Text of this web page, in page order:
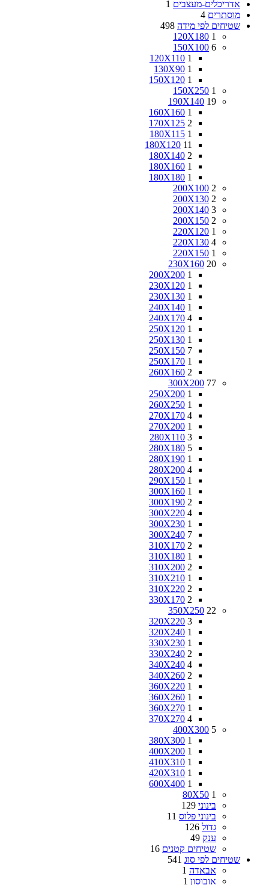
אדריכלים-מעצבים 1
מוסתרים 4
שטיחים לפי מידה 498
120X180 1
150X100 6
120X110 1
130X90 1
150X120 1
150X250 1
190X140 19
160X160 1
170X125 2
180X115 1
180X120 11
180X140 2
180X160 1
180X180 1
200X100 2
200X130 2
200X140 3
200X150 2
220X120 1
220X130 4
220X150 1
230X160 20
200X200 1
230X120 1
230X130 1
240X140 1
240X170 4
250X120 1
250X130 1
250X150 7
250X170 1
260X160 2
300X200 77
250X200 1
260X250 1
270X170 4
270X200 1
280X110 3
280X180 5
280X190 1
280X200 4
290X150 1
300X160 1
300X190 2
300X220 4
300X230 1
300X240 7
310X170 2
310X180 1
310X200 2
310X210 1
310X220 2
330X170 2
350X250 22
320X220 3
320X240 1
330X230 1
330X240 2
340X240 4
340X260 2
360X220 1
360X260 1
360X270 1
370X270 4
400X300 5
380X300 1
400X200 1
410X310 1
420X310 1
600X400 1
80X50 1
בינוני 129
בינוני פלוס 11
גדול 126
ענק 49
שטיחים קטנים 16
שטיחים לפי סוג 541
אבאדה 1
אובוסון 1